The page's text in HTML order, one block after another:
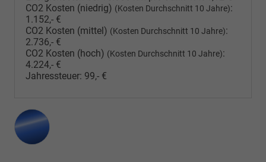
CO2 Kosten (niedrig) (Kosten Durchschnitt 10 Jahre):
1.152,- €
CO2 Kosten (mittel) (Kosten Durchschnitt 10 Jahre):
2.736,- €
CO2 Kosten (hoch) (Kosten Durchschnitt 10 Jahre):
4.224,- €
Jahressteuer: 99,- €